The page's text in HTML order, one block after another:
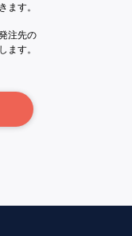
ます。
注先の
ます。